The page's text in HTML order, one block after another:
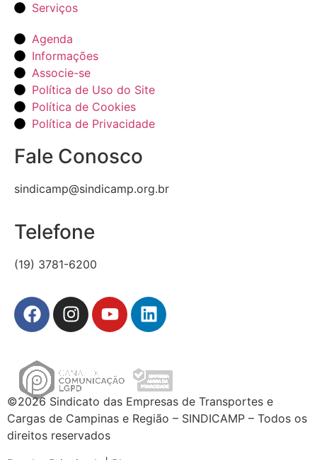
Serviços
Agenda
Informações
Associe-se
Política de Uso do Site
Política de Cookies
Política de Privacidade
Fale Conosco
sindicamp@sindicamp.org.br
Telefone
(19) 3781-6200
©2026 Sindicato das Empresas de Transportes e
Cargas de Campinas e Região – SINDICAMP – Todos os
direitos reservados